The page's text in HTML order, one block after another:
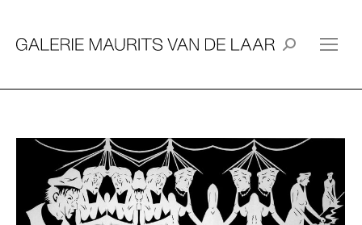
Search: